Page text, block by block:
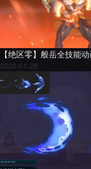
【绝区零】般岳全技能
2026-01-28